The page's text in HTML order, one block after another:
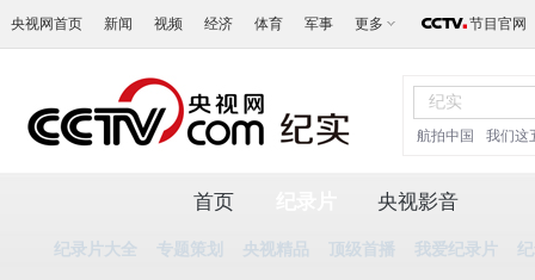
央视网首页 新闻 视频 经济 体育 军事 更多 节目官网
航拍中国 我们这
首页
纪录片大全 专题策划 央视精品 顶级首播 我爱纪录片
央视影音